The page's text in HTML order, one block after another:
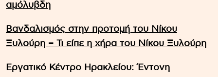
αμόλυβδη
Βανδαλισμός στην προτομή του Νίκου
Ξυλούρη – Τι είπε η χήρα του Νίκου Ξυλούρη
Εργατικό Κέντρο Ηρακλείου: Έντονη